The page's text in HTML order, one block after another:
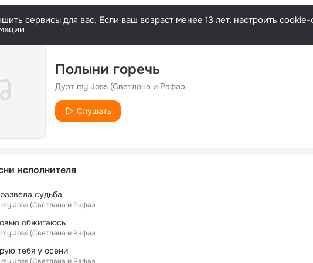
сервисы для вас. Если ваш возраст менее 13 лет, настроить
Полыни горечь
Дуэт my Joss (Светлана и Рафаэ
Слушать
исполнителя
судьба
Joss (Светлана и Рафаэ
обжигаюсь
Joss (Светлана и Рафаэ
тебя у осени